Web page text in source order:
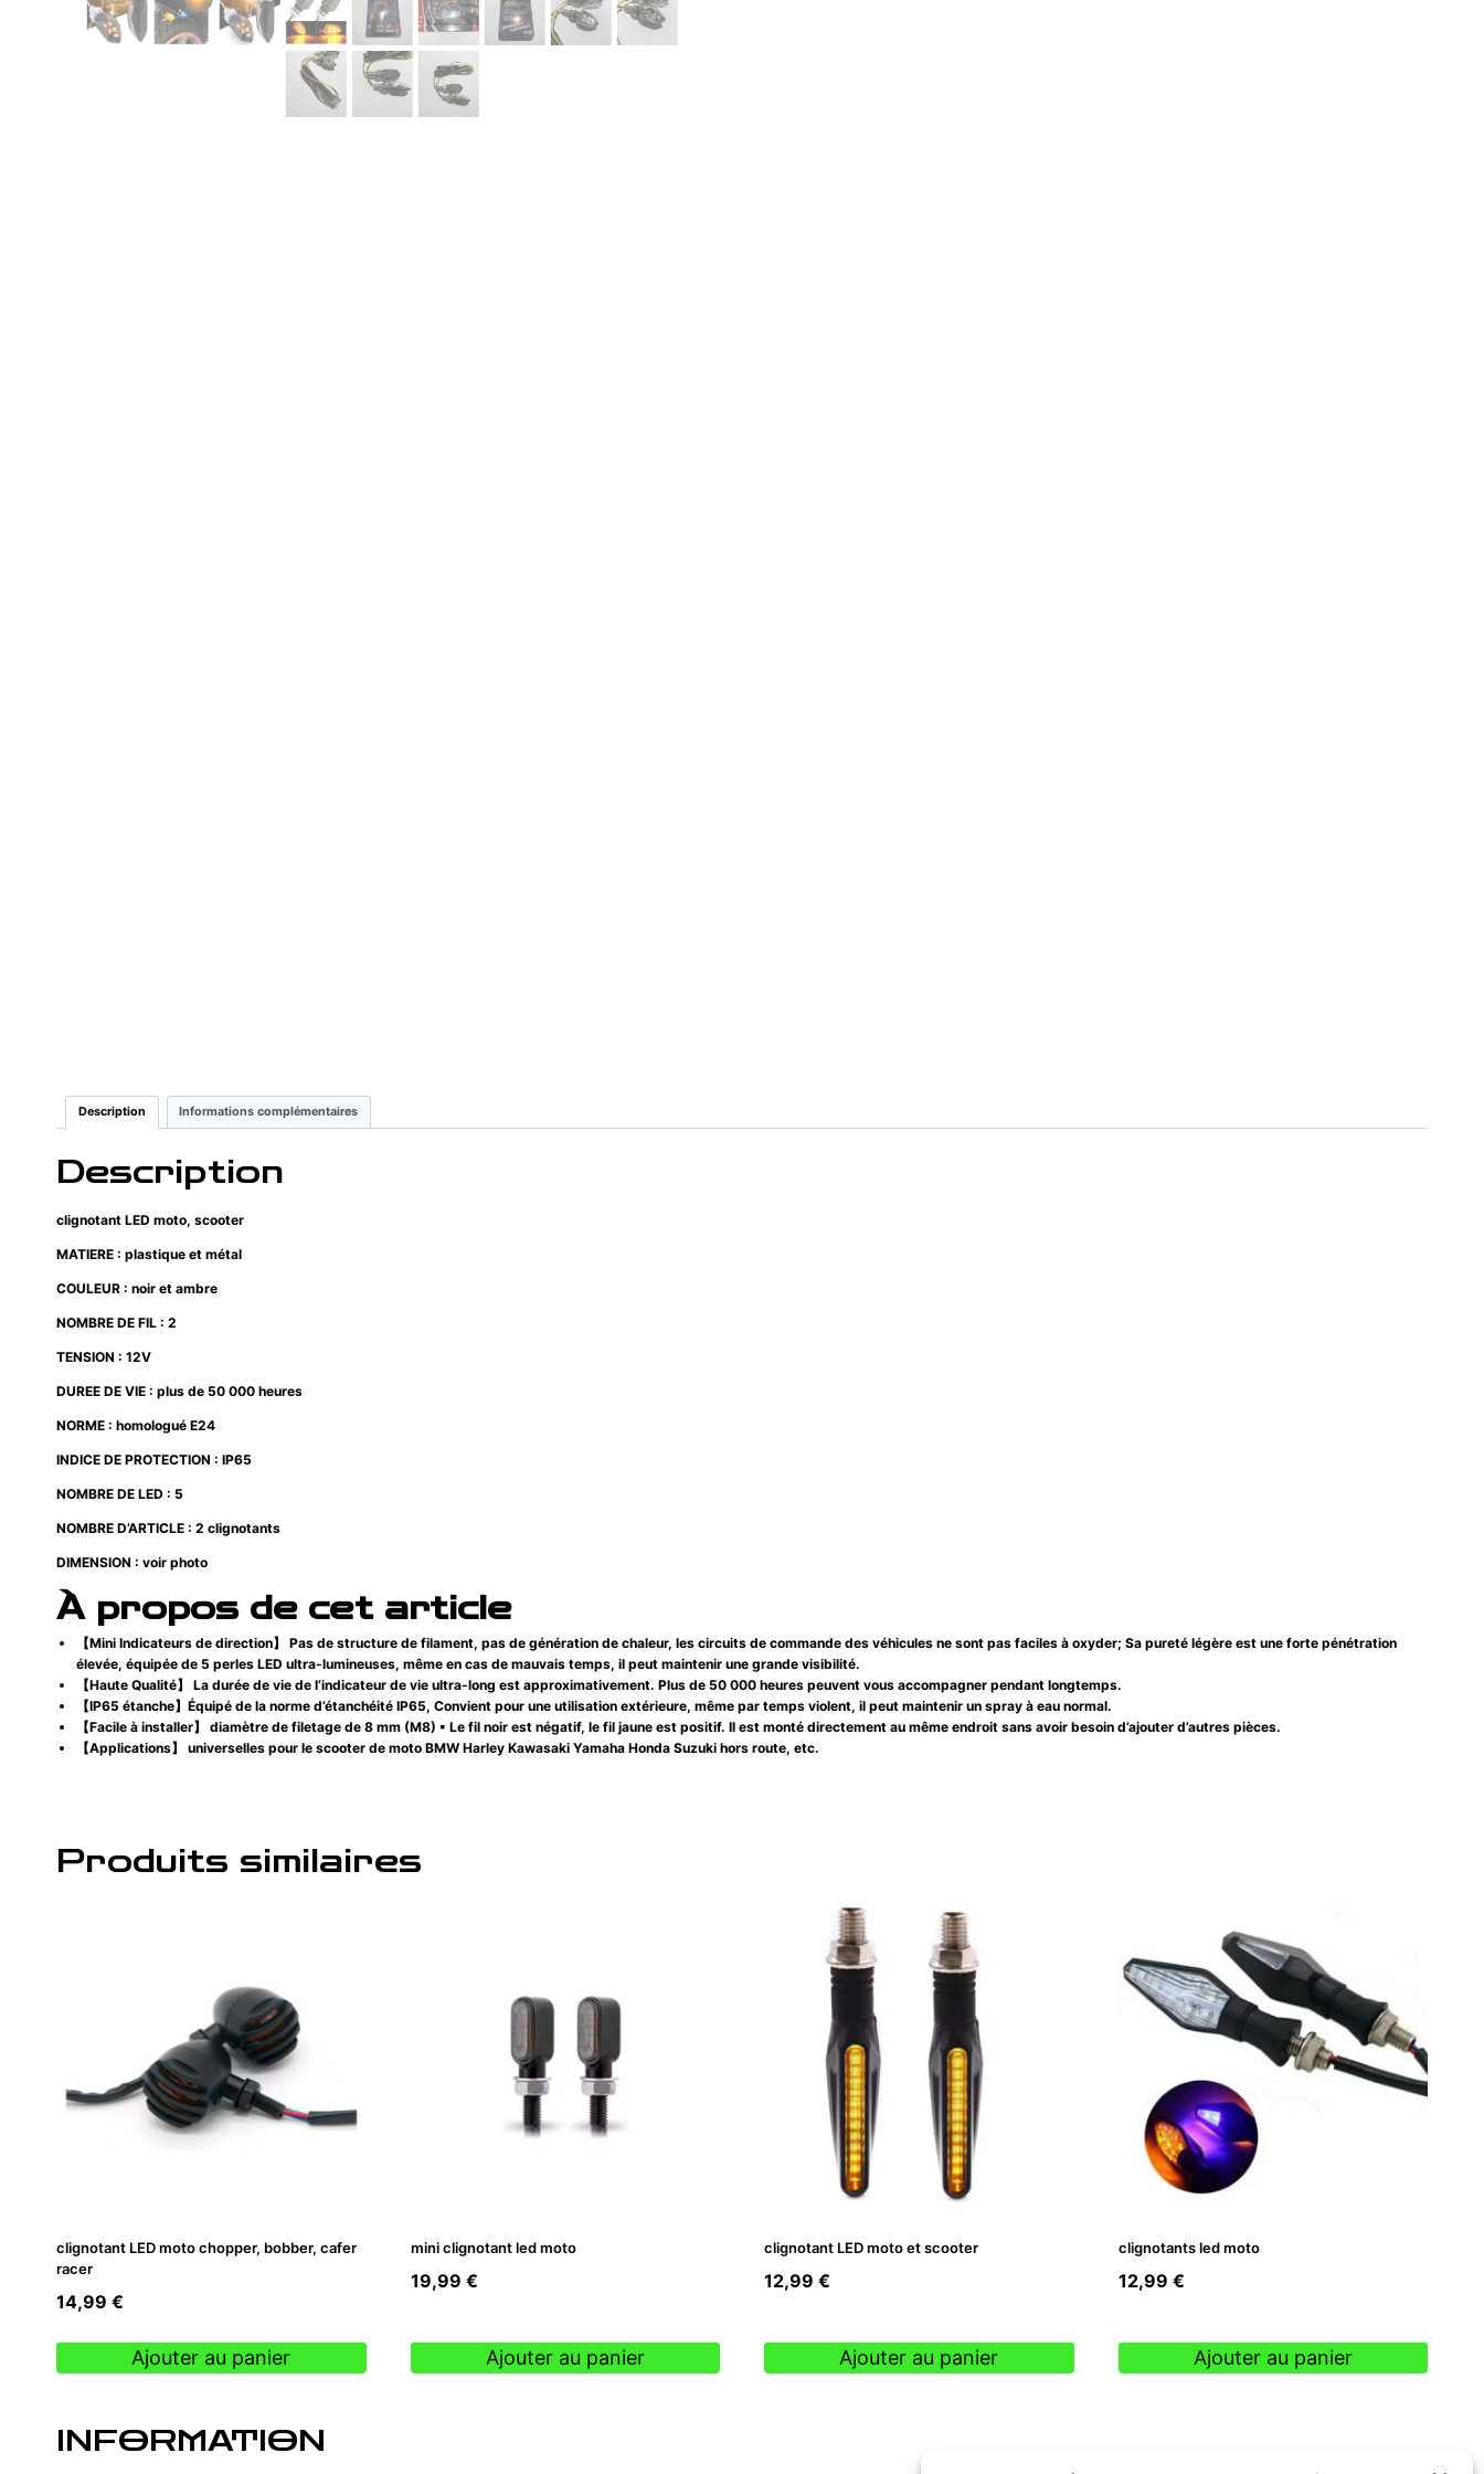
Description Informations complémentaires
Description
clignotant LED moto, scooter
MATIERE : plastique et métal
COULEUR : noir et ambre
NOMBRE DE FIL : 2
TENSION : 12V
DUREE DE VIE : plus de 50 000 heures
NORME : homologué E24
INDICE DE PROTECTION : IP65
NOMBRE DE LED : 5
NOMBRE D’ARTICLE : 2 clignotants
DIMENSION : voir photo
À propos de cet article
【Mini Indicateurs de direction】 Pas de structure de filament, pas de génération de chaleur, les circuits de commande des véhicules ne sont pas faciles à oxyder; Sa pureté légère est une forte pénétration
élevée, équipée de 5 perles LED ultra-lumineuses, même en cas de mauvais temps, il peut maintenir une grande visibilité.
【Haute Qualité】 La durée de vie de l’indicateur de vie ultra-long est approximativement. Plus de 50 000 heures peuvent vous accompagner pendant longtemps.
【IP65 étanche】Équipé de la norme d’étanchéité IP65, Convient pour une utilisation extérieure, même par temps violent, il peut maintenir un spray à eau normal.
【Facile à installer】 diamètre de filetage de 8 mm (M8) ▪ Le fil noir est négatif, le fil jaune est positif. Il est monté directement au même endroit sans avoir besoin d’ajouter d’autres pièces.
【Applications】 universelles pour le scooter de moto BMW Harley Kawasaki Yamaha Honda Suzuki hors route, etc.
Produits similaires
clignotant LED moto chopper, bobber, cafer
racer
14,99 €
Ajouter au panier
mini clignotant led moto
19,99 €
Ajouter au panier
clignotant LED moto et scooter
12,99 €
Ajouter au panier
clignotants led moto
12,99 €
Ajouter au panier
INFORMATION